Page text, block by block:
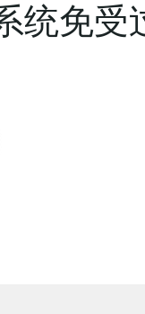
统免